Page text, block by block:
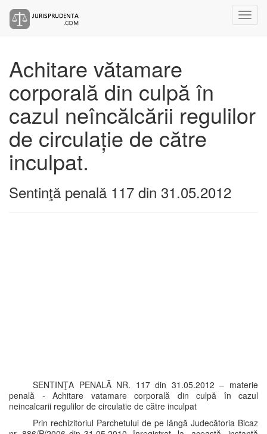
Achitare vătamare
corporală din culpă în
cazul neîncălcării regulilor
de circulație de către
inculpat.
Sentinţă penală 117 din 31.05.2012
SENTINŢA PENALĂ NR. 117 din 31.05.2012 – materie
penală - Achitare vatamare corporală din culpă în cazul
neincalcarii regulilor de circulatie de către inculpat
Prin rechizitoriul Parchetului de pe lângă Judecătoria Bicaz